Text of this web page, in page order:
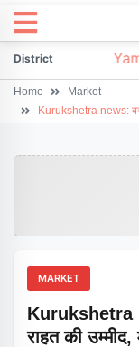
DistrictSonipat
Home
Market
Kurukshetra news:
MARKET
Kurukshetra
राहत की उम्मीद,